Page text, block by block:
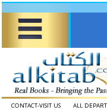
CONTACT-VISIT US ALL